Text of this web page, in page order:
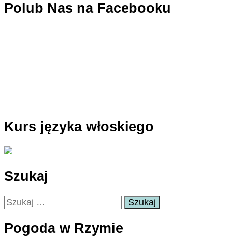
Polub Nas na Facebooku
Kurs języka włoskiego
Szukaj
Szukaj:
Pogoda w Rzymie